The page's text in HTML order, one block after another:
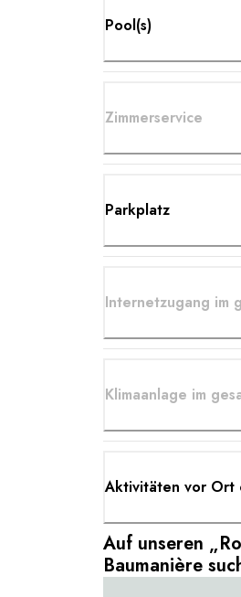
Pool(s)
Zimmerservice
Parkplatz
Internetzugang im
Klimaanlage im
Aktivitäten vor Ort
Auf unseren
Baumanière